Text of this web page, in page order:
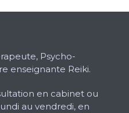
Psycho-
enseignante Reiki.
en cabinet ou
au vendredi, en